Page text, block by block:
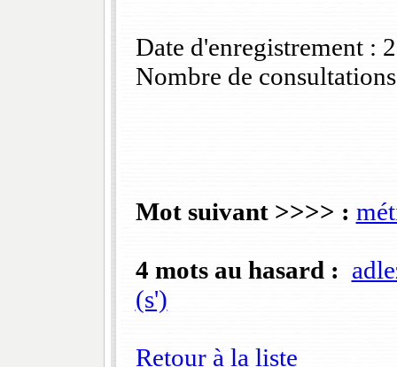
Date d'enregistrement :
Nombre de
Mot suivant >>>> :
4 mots au hasard :
(s')
Retour à la liste